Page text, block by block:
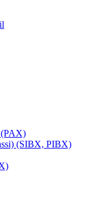
(PAX)
(SIBX, PIBX)